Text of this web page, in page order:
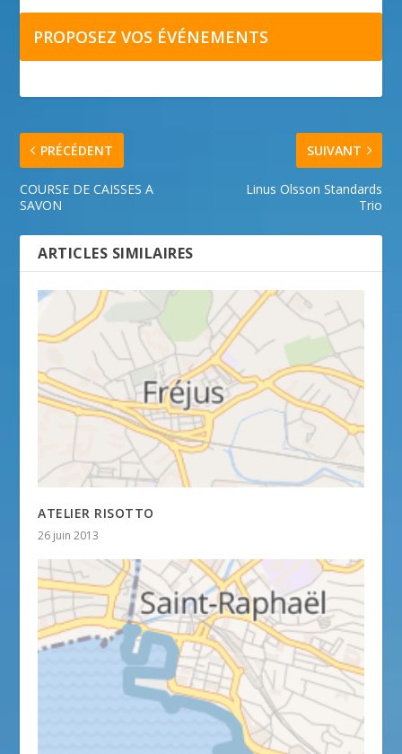
PROPOSEZ VOS ÉVÉNEMENTS
PRÉCÉDENT
COURSE DE CAISSES A
SAVON
SUIVANT
Linus Olsson Standards
Trio
ARTICLES SIMILAIRES
ATELIER RISOTTO
26 juin 2013